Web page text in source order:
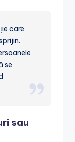
care
se
sau